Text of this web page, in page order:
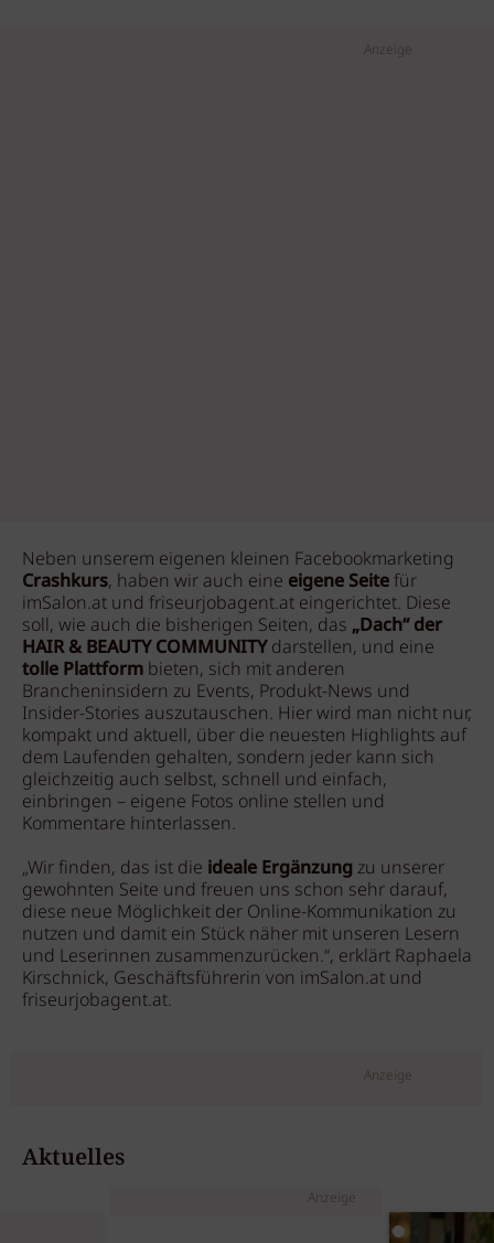
Anzeige
Neben unserem eigenen kleinen Facebookmarketing
Crashkurs, haben wir auch eine eigene Seite für
imSalon.at und friseurjobagent.at eingerichtet. Diese
soll, wie auch die bisherigen Seiten, das „Dach“ der
HAIR & BEAUTY COMMUNITYdarstellen, und eine
tolle Plattform bieten, sich mit anderen
Brancheninsidern zu Events, Produkt-News und
Insider-Stories auszutauschen. Hier wird man nicht nur,
kompakt und aktuell, über die neuesten Highlights auf
dem Laufenden gehalten, sondern jeder kann sich
gleichzeitig auch selbst, schnell und einfach,
einbringen – eigene Fotos online stellen und
Kommentare hinterlassen.
„Wir finden, das ist die ideale Ergänzung zu unserer
gewohnten Seite und freuen uns schon sehr darauf,
diese neue Möglichkeit der Online-Kommunikation zu
nutzen und damit ein Stück näher mit unseren Lesern
und Leserinnen zusammenzurücken.“, erklärt Raphaela
Kirschnick, Geschäftsführerin von imSalon.at und
friseurjobagent.at.
Anzeige
Aktuelles
Anzeige